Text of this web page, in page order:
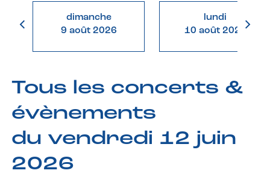
dimanche
9 août 2026
lundi
10 août 2026
Tous les concerts &
évènements
du vendredi 12 juin
2026